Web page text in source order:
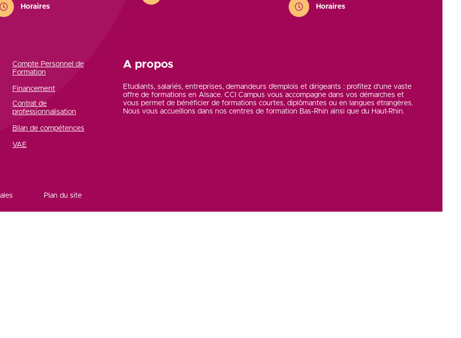
Horaires Horaires
Compte Personnel de
Formation
Financement
Contrat de
professionnalisation
Bilan de compétences
VAE
A propos
Etudiants, salariés, entreprises, demandeurs d’emplois et dirigeants : profitez d’une vaste
offre de formations en Alsace. CCI Campus vous accompagne dans vos démarches et
vous permet de bénéficier de formations courtes, diplômantes ou en langues étrangères.
Nous vous accueillons dans nos centres de formation Bas-Rhin ainsi que du Haut-Rhin.
Plan du site